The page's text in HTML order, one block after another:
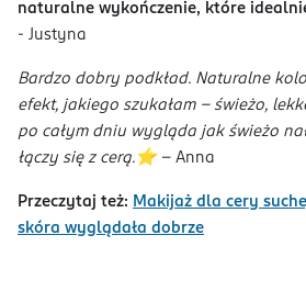
naturalne wykończenie, które
- Justyna
Bardzo dobry podkład. Naturalne
efekt, jakiego szukałam – świeżo,
po całym dniu wygląda jak świeżo
łączy się z cerą.⭐- Anna
Przeczytaj też: Makijaż dla cery
skóra wyglądała dobrze